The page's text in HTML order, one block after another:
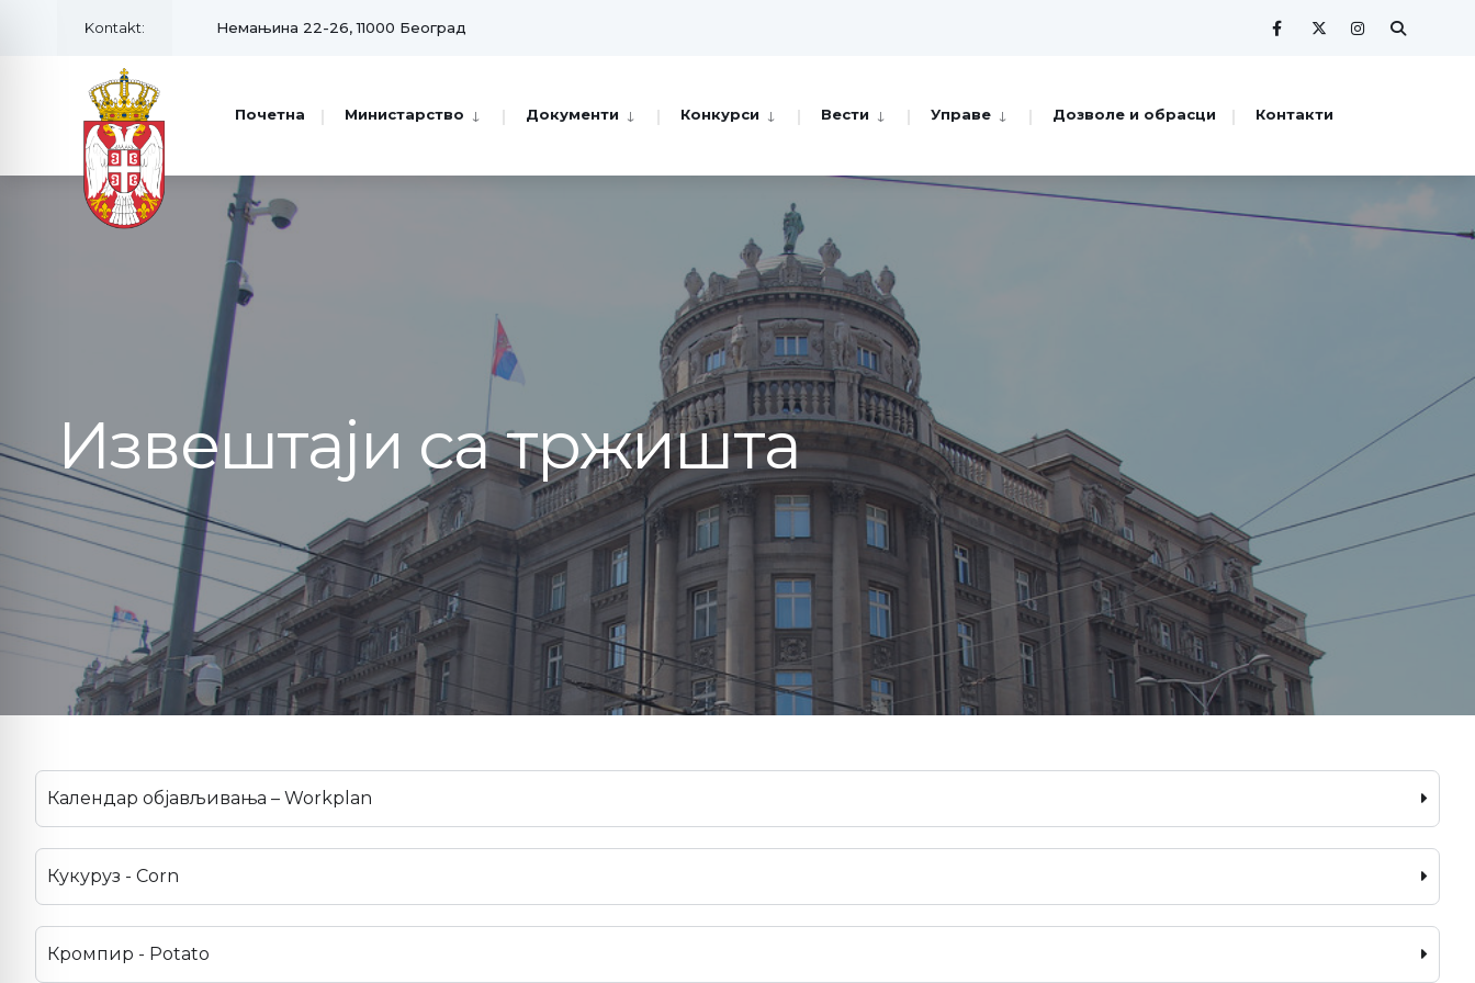
Kontakt: Немањина 22-26, 11000 Београд
Почетна Министарство Документи Конкурси Вести Управе Дозволе и обрасци Контакти
Извештаји са тржишта
Календар објављивања – Workplan
Кукуруз - Corn
Кромпир - Potato